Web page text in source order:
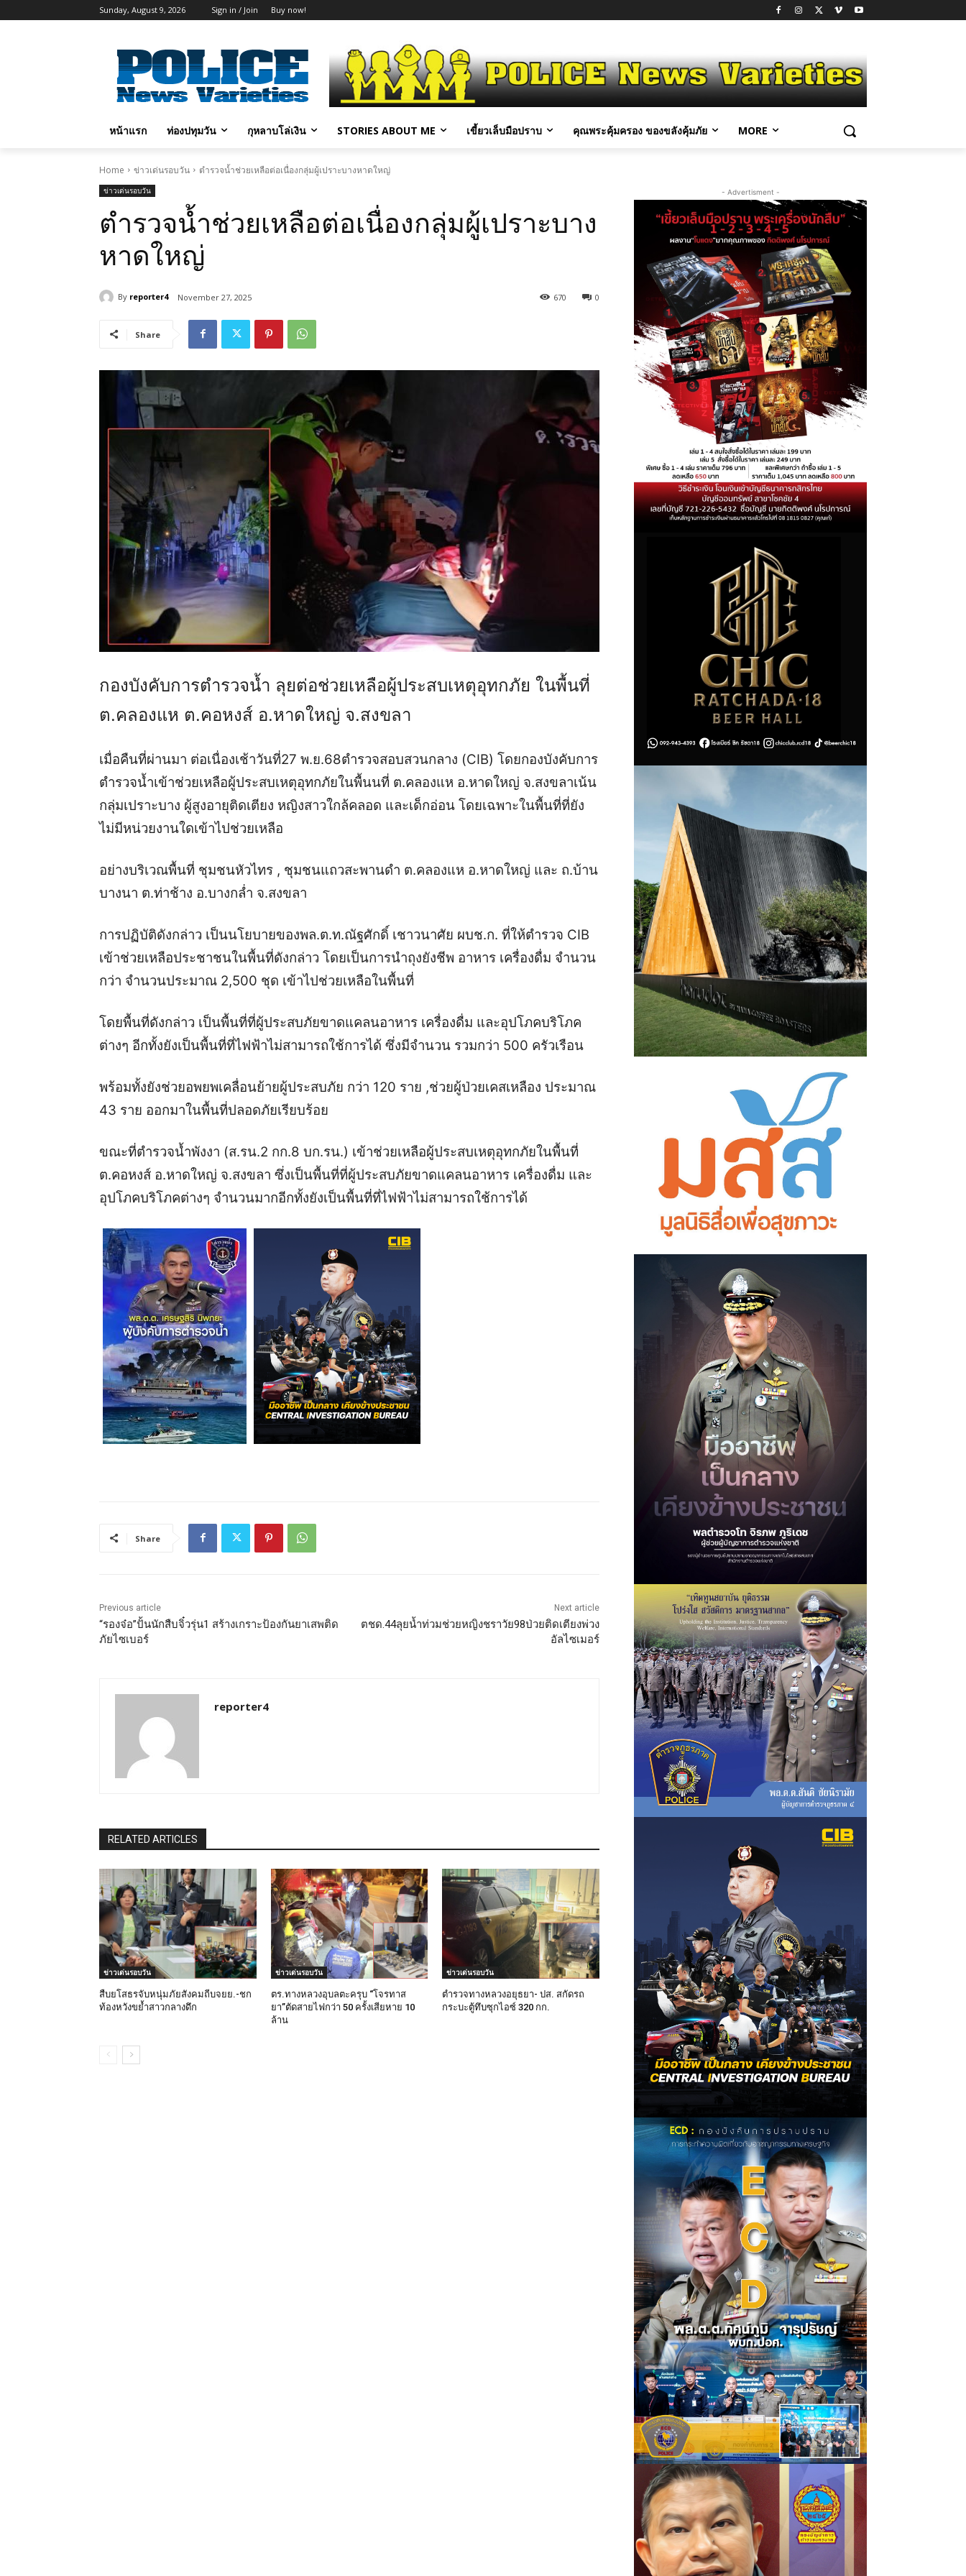
Sunday, August 9, 2026 Sign in / Join Buy now!
หน้าแรก ท่องปทุมวัน กุหลาบโล่เงิน STORIES ABOUT ME เขี้ยวเล็บมือปราบ คุณพระคุ้มครอง ของขลังคุ้มภัย MORE
Home ข่าวเด่นรอบวัน ตำรวจน้ำช่วยเหลือต่อเนื่องกลุ่มผู้เปราะบางหาดใหญ่
ข่าวเด่นรอบวัน
ตำรวจน้ำช่วยเหลือต่อเนื่องกลุ่มผู้เปราะบาง
หาดใหญ่
By reporter4 November 27, 2025 0
670
Share
กองบังคับการตำรวจน้ำ ลุยต่อช่วยเหลือผู้ประสบเหตุอุทกภัย ในพื้นที่
ต.คลองแห ต.คอหงส์ อ.หาดใหญ่ จ.สงขลา
เมื่อคืนที่ผ่านมา ต่อเนื่องเช้าวันที่27 พ.ย.68ตำรวจสอบสวนกลาง (CIB) โดยกองบังคับการ
ตำรวจน้ำเข้าช่วยเหลือผู้ประสบเหตุอุทกภัยในพื้นนที่ ต.คลองแห อ.หาดใหญ่ จ.สงขลาเน้น
กลุ่มเปราะบาง ผู้สูงอายุติดเตียง หญิงสาวใกล้คลอด และเด็กอ่อน โดยเฉพาะในพื้นที่ที่ยัง
ไม่มีหน่วยงานใดเข้าไปช่วยเหลือ
อย่างบริเวณพื้นที่ ชุมชนหัวไทร , ชุมชนแถวสะพานดำ ต.คลองแห อ.หาดใหญ่ และ ถ.บ้าน
บางนา ต.ท่าช้าง อ.บางกล่ำ จ.สงขลา
การปฏิบัติดังกล่าว เป็นนโยบายของพล.ต.ท.ณัฐศักดิ์ เชาวนาศัย ผบช.ก. ที่ให้ตำรวจ CIB
เข้าช่วยเหลือประชาชนในพื้นที่ดังกล่าว โดยเป็นการนำถุงยังชีพ อาหาร เครื่องดื่ม จำนวน
กว่า จำนวนประมาณ 2,500 ชุด เข้าไปช่วยเหลือในพื้นที่
โดยพื้นที่ดังกล่าว เป็นพื้นที่ที่ผู้ประสบภัยขาดแคลนอาหาร เครื่องดื่ม และอุปโภคบริโภค
ต่างๆ อีกทั้งยังเป็นพื้นที่ที่ไฟฟ้าไม่สามารถใช้การได้ ซึ่งมีจำนวน รวมกว่า 500 ครัวเรือน
พร้อมทั้งยังช่วยอพยพเคลื่อนย้ายผู้ประสบภัย กว่า 120 ราย ,ช่วยผู้ป่วยเคสเหลือง ประมาณ
43 ราย ออกมาในพื้นที่ปลอดภัยเรียบร้อย
ขณะที่ตำรวจน้ำพังงา (ส.รน.2 กก.8 บก.รน.) เข้าช่วยเหลือผู้ประสบเหตุอุทกภัยในพื้นที่
ต.คอหงส์ อ.หาดใหญ่ จ.สงขลา ซึ่งเป็นพื้นที่ที่ผู้ประสบภัยขาดแคลนอาหาร เครื่องดื่ม และ
อุปโภคบริโภคต่างๆ จำนวนมากอีกทั้งยังเป็นพื้นที่ที่ไฟฟ้าไม่สามารถใช้การได้
Share
Previous article
“รองจ๋อ”ปั้นนักสืบจิ๋วรุ่น1 สร้างเกราะป้องกันยาเสพติด
ภัยไซเบอร์
Next article
ตชด.44ลุยน้ำท่วมช่วยหญิงชราวัย98ป่วยติดเตียงพ่วง
อัลไซเมอร์
reporter4
RELATED ARTICLES
ข่าวเด่นรอบวัน
สืบยโสธรจับหนุ่มภัยสังคมถีบจยย.-ชก
ท้องหวังขย้ำสาวกลางดึก
ข่าวเด่นรอบวัน
ตร.ทางหลวงอุบลตะครุบ “โจรทาส
ยา”ตัดสายไฟกว่า 50 ครั้งเสียหาย 10
ล้าน
ข่าวเด่นรอบวัน
ตำรวจทางหลวงอยุธยา- ปส. สกัดรถ
กระบะตู้ทึบซุกไอซ์ 320 กก.
- Advertisment -